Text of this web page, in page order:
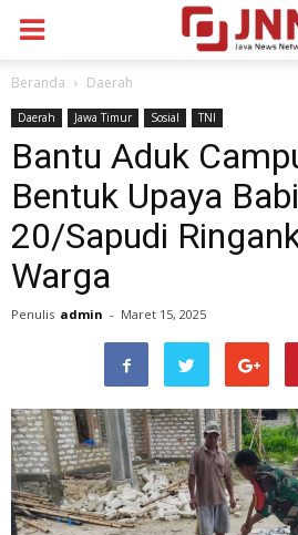
Beranda Daerah
Daerah Jawa Timur Sosial TNI
Bantu Aduk
Bentuk Upaya
20/Sapudi
Warga
Penulis admin - Maret 15, 2025